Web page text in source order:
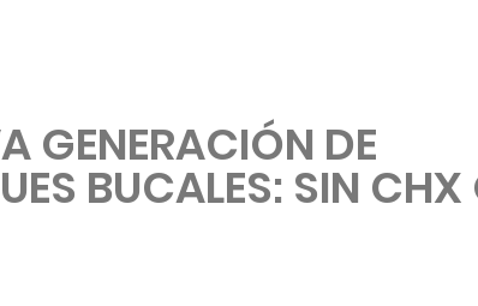
GENERACIÓN DE
BUCALES: SIN CHX